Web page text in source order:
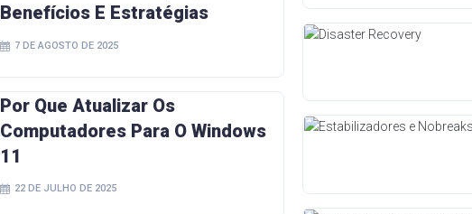
Benefícios E Estratégias
7 DE AGOSTO DE 2025
Por Que Atualizar Os
Computadores Para O Windows
11
22 DE JULHO DE 2025